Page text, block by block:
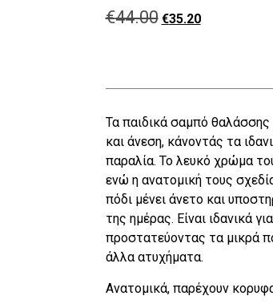
€44.00Original
was:
€44.00.
€35.20Η
τιμή
είναι:
Τα παιδικά σαμπό
και άνεση, κάνοντάς τα
παραλία. Το λευκό χρώμα
ενώ η ανατομική τους
πόδι μένει άνετο και
της ημέρας. Είναι ιδανικά
προστατεύοντας τα μικρά
άλλα ατυχήματα.
Ανατομικά, παρέχουν